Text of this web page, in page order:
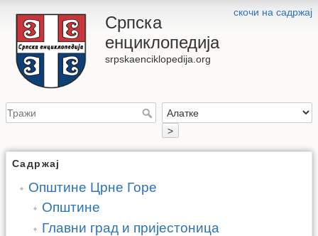
скочи на садржај
Српска
енциклопедија
srpskaenciklopedija.org
>
Садржај
Општине Црне Горе
Општине
Главни град и пријестоница